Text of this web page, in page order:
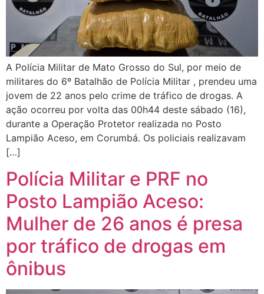
A Polícia Militar de Mato Grosso do Sul, por meio de
militares do 6º Batalhão de Polícia Militar , prendeu uma
jovem de 22 anos pelo crime de tráfico de drogas. A
ação ocorreu por volta das 00h44 deste sábado (16),
durante a Operação Protetor realizada no Posto
Lampião Aceso, em Corumbá. Os policiais realizavam
[…]
Polícia Militar e PRF no
Posto Lampião Aceso:
Mulher de 26 anos é presa
por tráfico de drogas em
ônibus